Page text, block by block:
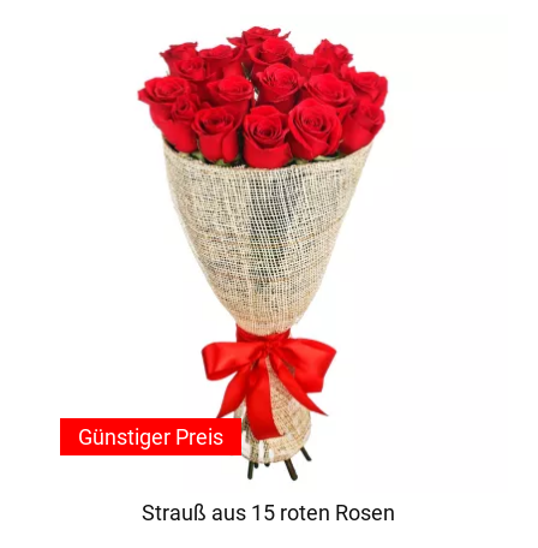
Strauß aus 15 roten Rosen
Günstiger Preis